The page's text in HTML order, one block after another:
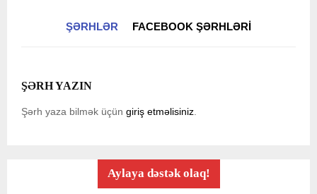
ŞƏRHLƏR FACEBOOK ŞƏRHLƏRI
ŞƏRH YAZIN
Şərh yaza bilmək üçün giriş etməlisiniz
Aylaya dəstək olaq!